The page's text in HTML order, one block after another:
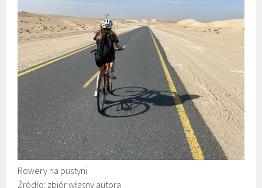
Rowery na pustyni
Źródło: zbiór własny autora